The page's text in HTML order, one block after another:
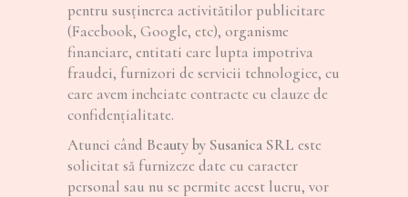
pentru susținerea activitătilor publicitare
(Facebook, Google, etc), organisme
financiare, entitati care lupta impotriva
fraudei, furnizori de servicii tehnologice, cu
care avem incheiate contracte cu clauze de
confidențialitate.
Atunci când Beauty by Susanica SRL este
solicitat să furnizeze date cu caracter
personal sau nu se permite acest lucru, vor